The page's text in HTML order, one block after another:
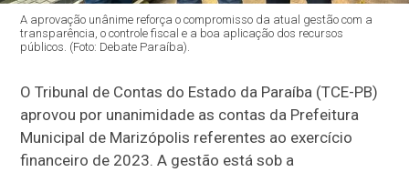
A aprovação unânime reforça o compromisso da atual gestão com a
transparência, o controle fiscal e a boa aplicação dos recursos
públicos. (Foto: Debate Paraíba).
O Tribunal de Contas do Estado da Paraíba (TCE-PB)
aprovou por unanimidade as contas da Prefeitura
Municipal de Marizópolis referentes ao exercício
financeiro de 2023. A gestão está sob a